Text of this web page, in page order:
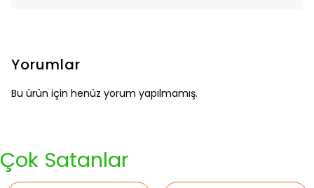
Yorumlar
Bu ürün için henüz yorum yapılmamış.
Çok Satanlar